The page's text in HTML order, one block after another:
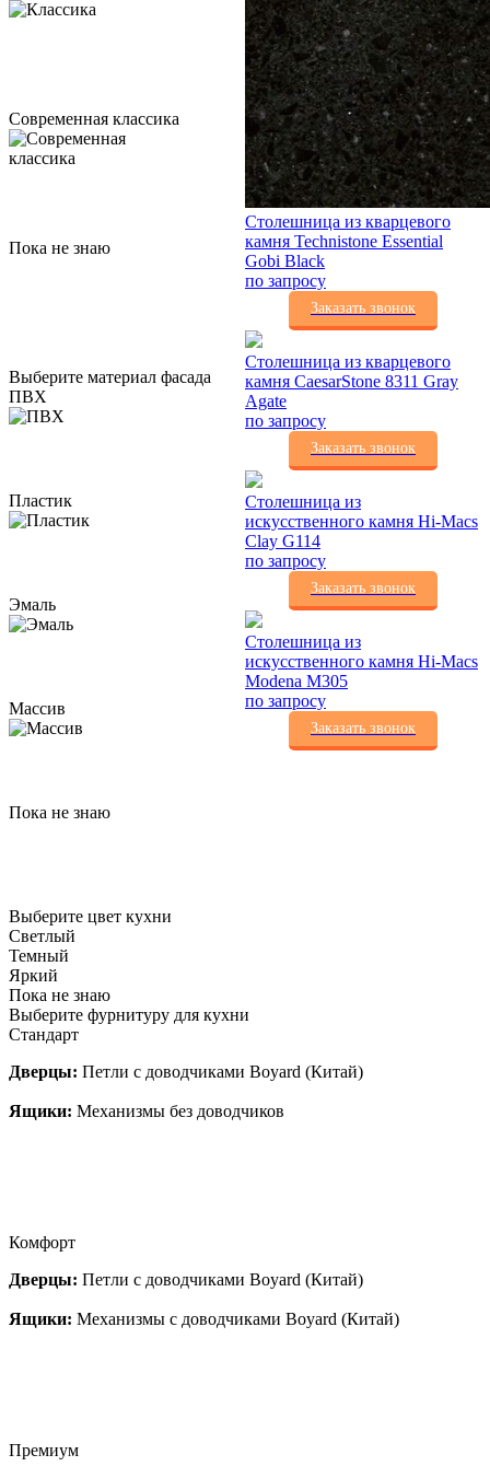
Столешница из кварцевого
камня Technistone Essential
Gobi Black
по запросу
Заказать звонок
Столешница из кварцевого
камня CaesarStone 8311 Gray
Agate
по запросу
Заказать звонок
Столешница из
искусственного камня Hi-Macs
Clay G114
по запросу
Заказать звонок
Столешница из
искусственного камня Hi-Macs
Modena M305
по запросу
Заказать звонок
Современная классика
Пока не знаю
Выберите материал фасада
ПВХ
Пластик
Эмаль
Массив
Пока не знаю
Выберите цвет кухни
Светлый
Темный
Яркий
Пока не знаю
Выберите фурнитуру для кухни
Стандарт
Дверцы: Петли с доводчиками Boyard (Китай)
Ящики: Механизмы без доводчиков
Комфорт
Дверцы: Петли с доводчиками Boyard (Китай)
Ящики: Механизмы с доводчиками Boyard (Китай)
Премиум